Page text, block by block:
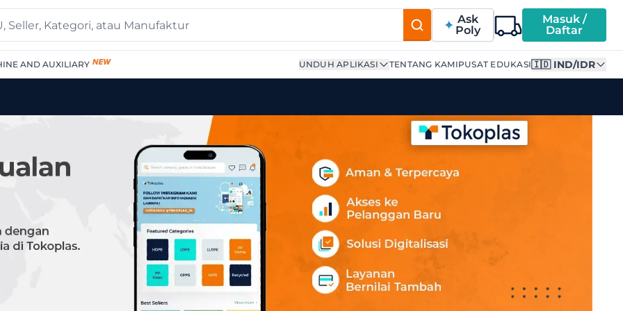
Ask
Poly
Masuk /
Daftar
AND AUXILIARY UNDUH APLIKASI TENTANG KAMIPUSAT EDUKASI🇮🇩 IND/IDR